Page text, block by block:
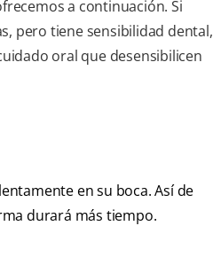
a continuación. Si
pero tiene sensibilidad dental,
oral que desensibilicen
en su boca. Así de
durará más tiempo.